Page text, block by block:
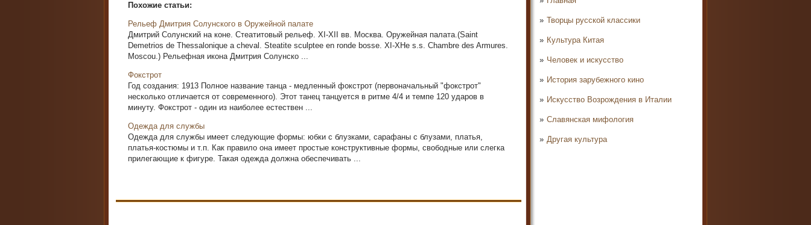
Творцы русской классики
Культура Китая
Человек и искусство
История зарубежного кино
Искусство Возрождения в Италии
Славянская мифология
Другая культура
Похожие статьи:
Рельеф Дмитрия Солунского в Оружейной палате
Дмитрий Солунский на коне. Стеатитовый рельеф. XI-XII вв. Москва. Оружейная палата.(Saint
Demetrios de Thessalonique a cheval. Steatite sculptee en ronde bosse. XI-XHe s.s. Chambre des Armures.
Moscou.) Рельефная икона Дмитрия Солунско ...
Фокстрот
Год создания: 1913 Полное название танца - медленный фокстрот (первоначальный "фокстрот"
несколько отличается от современного). Этот танец танцуется в ритме 4/4 и темпе 120 ударов в
минуту. Фокстрот - один из наиболее естествен ...
Одежда для службы
Одежда для службы имеет следующие формы: юбки с блузками, сарафаны с блузами, платья,
платья-костюмы и т.п. Как правило она имеет простые конструктивные формы, свободные или слегка
прилегающие к фигуре. Такая одежда должна обеспечивать ...